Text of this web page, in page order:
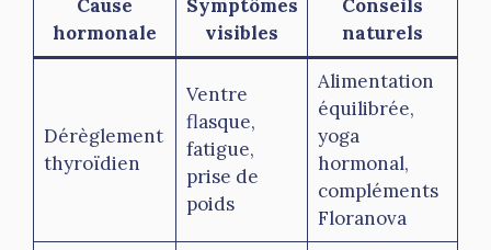
Cause
hormonale
Symptômes
visibles
Conseils
naturels
Dérèglement
thyroïdien
Ventre
flasque,
fatigue,
prise de
poids
Alimentation
équilibrée,
yoga
hormonal,
compléments
Floranova